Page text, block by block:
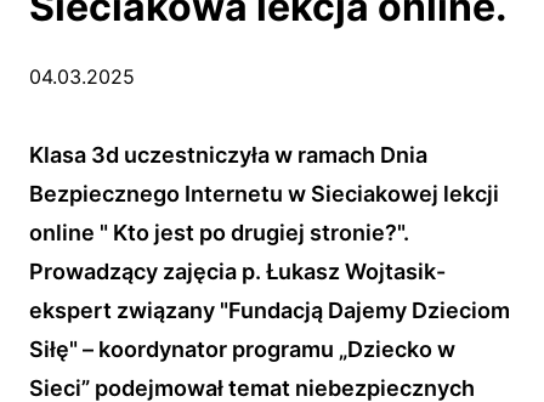
04.03.2025
Klasa 3d uczestniczyła w ramach Dnia
Bezpiecznego Internetu w Sieciakowej lekcji
online " Kto jest po drugiej stronie?".
Prowadzący zajęcia p. Łukasz Wojtasik-
ekspert związany "Fundacją Dajemy Dzieciom
Siłę" – koordynator programu „Dziecko w
Sieci” podejmował temat niebezpiecznych